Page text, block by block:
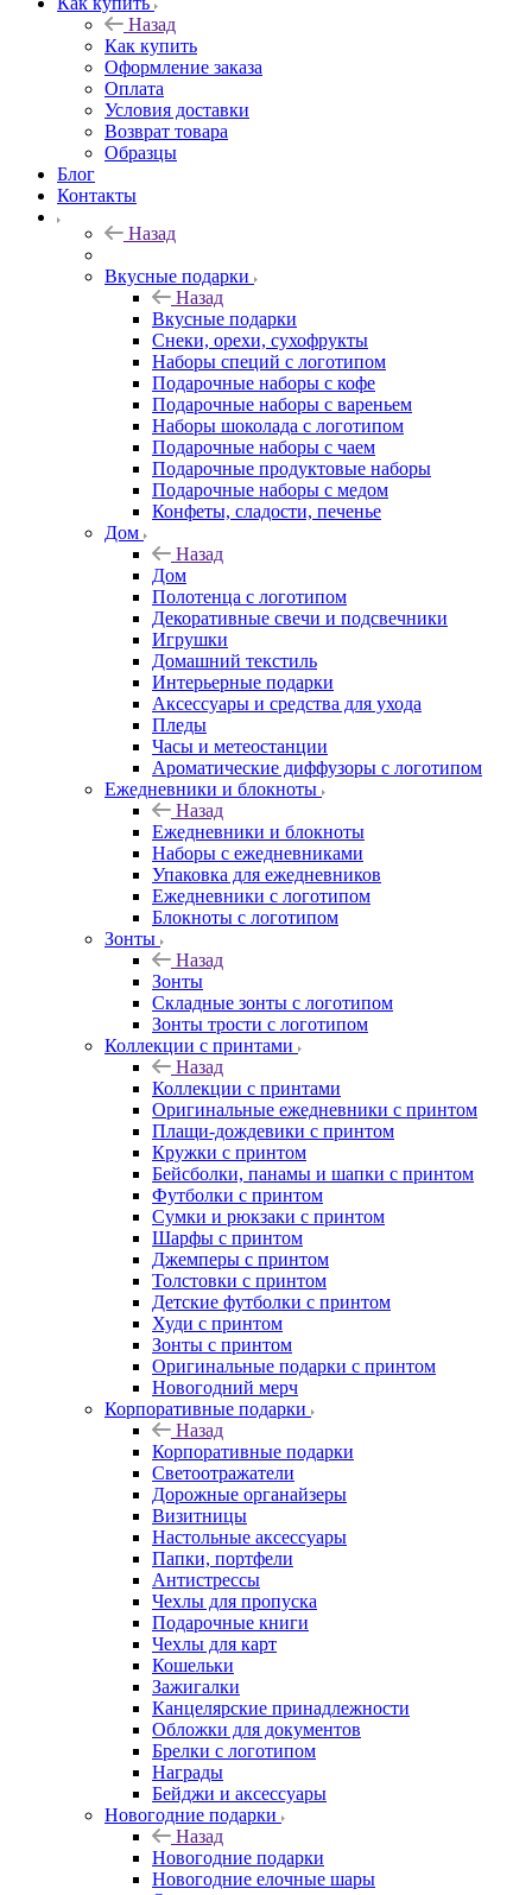
Назад
Как купить
Оформление заказа
Оплата
Условия доставки
Возврат товара
Образцы
Блог
Контакты
Назад
Вкусные подарки
Назад
Вкусные подарки
Снеки, орехи, сухофрукты
Наборы специй с логотипом
Подарочные наборы с кофе
Подарочные наборы с вареньем
Наборы шоколада с логотипом
Подарочные наборы с чаем
Подарочные продуктовые наборы
Подарочные наборы с медом
Конфеты, сладости, печенье
Дом
Назад
Дом
Полотенца с логотипом
Декоративные свечи и подсвечники
Игрушки
Домашний текстиль
Интерьерные подарки
Аксессуары и средства для ухода
Пледы
Часы и метеостанции
Ароматические диффузоры с логотипом
Ежедневники и блокноты
Назад
Ежедневники и блокноты
Наборы с ежедневниками
Упаковка для ежедневников
Ежедневники с логотипом
Блокноты с логотипом
Зонты
Назад
Зонты
Складные зонты с логотипом
Зонты трости с логотипом
Коллекции с принтами
Назад
Коллекции с принтами
Оригинальные ежедневники с принтом
Плащи-дождевики с принтом
Кружки с принтом
Бейсболки, панамы и шапки с принтом
Футболки с принтом
Сумки и рюкзаки с принтом
Шарфы с принтом
Джемперы с принтом
Толстовки с принтом
Детские футболки с принтом
Худи с принтом
Зонты с принтом
Оригинальные подарки с принтом
Новогодний мерч
Корпоративные подарки
Назад
Корпоративные подарки
Светоотражатели
Дорожные органайзеры
Визитницы
Настольные аксессуары
Папки, портфели
Антистрессы
Чехлы для пропуска
Подарочные книги
Чехлы для карт
Кошельки
Зажигалки
Канцелярские принадлежности
Обложки для документов
Брелки с логотипом
Награды
Бейджи и аксессуары
Новогодние подарки
Назад
Новогодние подарки
Новогодние елочные шары